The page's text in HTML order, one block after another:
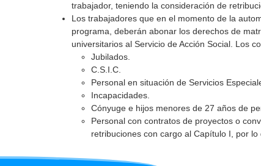
trabajador, teniendo la consideración de
Los trabajadores que en el momento de la
programa, deberán abonar los derechos de
universitarios al Servicio de Acción Social. Los
Jubilados.
C.S.I.C.
Personal en situación de Servicios
Incapacidades.
Cónyuge e hijos menores de 27 años de
Personal con contratos de proyectos o
retribuciones con cargo al Capítulo I, por